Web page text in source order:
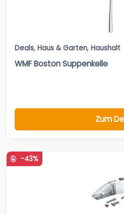
Deals, Haus & Garten, Haushalt
WMF Boston Suppenkelle
Zum
-43%